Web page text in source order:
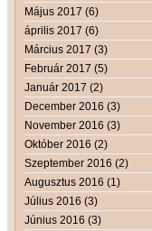
Május 2017 (6)
április 2017 (6)
Március 2017 (3)
Február 2017 (5)
Január 2017 (2)
December 2016 (3)
November 2016 (3)
Október 2016 (2)
Szeptember 2016 (2)
Augusztus 2016 (1)
Július 2016 (3)
Június 2016 (3)